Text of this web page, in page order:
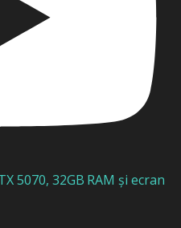
5070, 32GB RAM și ecran